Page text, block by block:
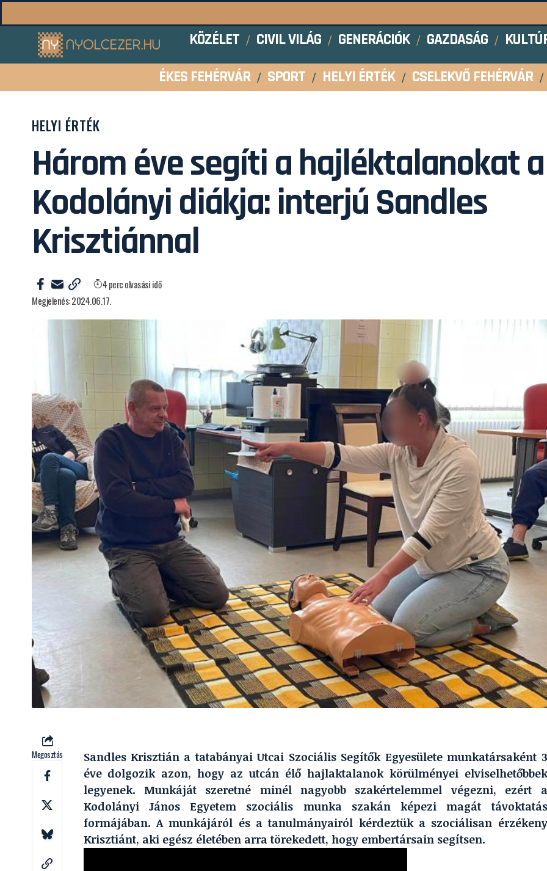
KÖZÉLET CIVIL VILÁG GENERÁCIÓK GAZDASÁG
ÉKES FEHÉRVÁR
SPORT HELYI ÉRTÉK CSELEKVŐ FEHÉRVÁR
HELYI ÉRTÉK
Három éve segíti a hajléktalanokat a
Kodolányi diákja: interjú Sandles
Krisztiánnal
Megjelenés: 2024.06.17.
4 perc olvasási idő
Megosztás
Sandles Krisztián a tatabányai Utcai Szociális Segítők Egyesülete munkatársaként 3
éve dolgozik azon, hogy az utcán élő hajlaktalanok körülményei elviselhetőbbek
legyenek. Munkáját szeretné minél nagyobb szakértelemmel végezni, ezért a
Kodolányi János Egyetem szociális munka szakán képezi magát távoktatás
formájában. A munkájáról és a tanulmányairól kérdeztük a szociálisan érzékeny
Krisztiánt, aki egész életében arra törekedett, hogy embertársain segítsen.